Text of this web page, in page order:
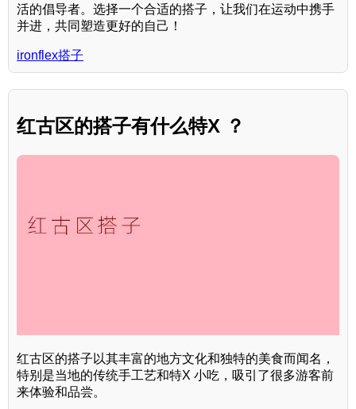
活的倡导者。选择一个合适的搭子，让我们在运动中携手
并进，共同塑造更好的自己！
ironflex搭子
红古区的搭子有什么特X ？
红古区的搭子以其丰富的地方文化和独特的美食而闻名，
特别是当地的传统手工艺和特X 小吃，吸引了很多游客前
来体验和品尝。